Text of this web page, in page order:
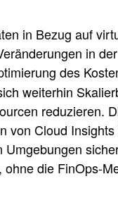
in Bezug auf
in
des
weiterhin
reduzieren.
von Cloud
die FinOps-